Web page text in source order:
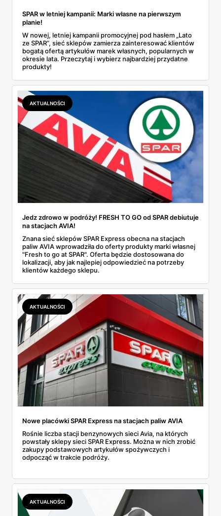
SPAR w letniej kampanii: Marki własne na pierwszym
planie!
W nowej, letniej kampanii promocyjnej pod hasłem „Lato
ze SPAR”, sieć sklepów zamierza zainteresować klientów
bogatą ofertą artykułów marek własnych, popularnych w
okresie lata. Przeczytaj i wybierz najbardziej przydatne
produkty!
AKTUALNOŚCI
Jedz zdrowo w podróży! FRESH TO GO od SPAR debiutuje
na stacjach AVIA!
Znana sieć sklepów SPAR Express obecna na stacjach
paliw AVIA wprowadziła do oferty produkty marki własnej
"Fresh to go at SPAR". Oferta będzie dostosowana do
lokalizacji, aby jak najlepiej odpowiedzieć na potrzeby
klientów każdego sklepu.
AKTUALNOŚCI
Nowe placówki SPAR Express na stacjach paliw AVIA
Rośnie liczba stacji benzynowych sieci Avia, na których
powstały sklepy sieci SPAR Express. Można w nich zrobić
zakupy podstawowych artykułów spożywczych i
odpocząć w trakcie podróży.
AKTUALNOŚCI